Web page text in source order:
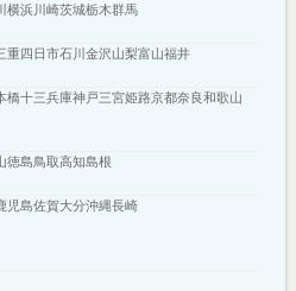
横浜川崎茨城栃木群馬
重四日市石川 金沢山梨富山福井
橋十三兵庫神戸三宮姫路京都奈良和歌山
徳島鳥取高知島根
児島佐賀大分沖縄長崎